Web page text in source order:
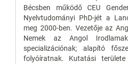
Bécsben működő CEU
Nyelvtudományi PhD-jét a
meg 2000-ben. Vezetője az
Nemek az Angol
specializációnak; alapító
folyóíratnak. Kutatási